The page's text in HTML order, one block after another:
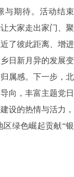
与期待。活动结束
大家走出家门、聚
了彼此距离、增进
日新月异的发展变
属感。下一步，北
向，丰富主题党日
设的热情与活力，
绿色崛起贡献“银